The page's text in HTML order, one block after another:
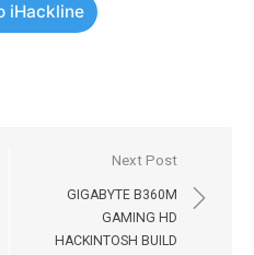
iHackline
Next Post
GIGABYTE B360M
GAMING HD
HACKINTOSH BUILD